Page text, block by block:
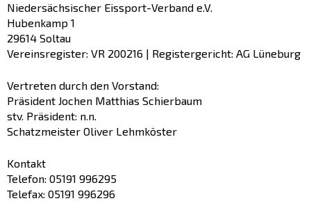
Niedersächsischer Eissport-Verband e.V.
Hubenkamp 1
29614 Soltau
Vereinsregister: VR 200216 | Registergericht: AG Lüneburg
Vertreten durch den Vorstand:
Präsident Jochen Matthias Schierbaum
stv. Präsident: n.n.
Schatzmeister Oliver Lehmköster
Kontakt
Telefon: 05191 996295
Telefax: 05191 996296